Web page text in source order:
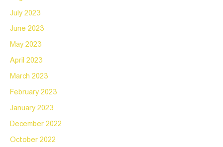
July 2023
June 2023
May 2023
April 2023
March 2023
February 2023
January 2023
December 2022
October 2022